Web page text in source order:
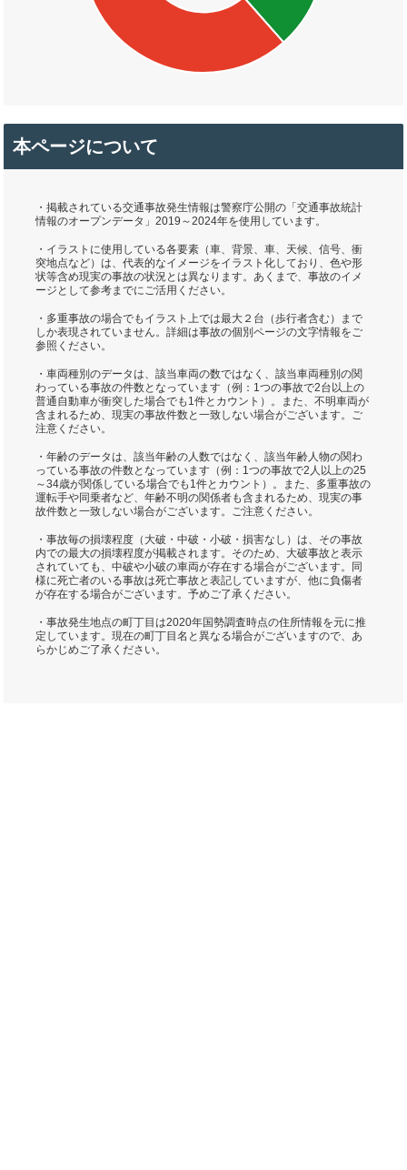
本ページについて
・掲載されている交通事故発生情報は警察庁公開の「交通事故統計
情報のオープンデータ」2019～2024年を使用しています。
・イラストに使用している各要素（車、背景、車、天候、信号、衝
突地点など）は、代表的なイメージをイラスト化しており、色や形
状等含め現実の事故の状況とは異なります。あくまで、事故のイメ
ージとして参考までにご活用ください。
・多重事故の場合でもイラスト上では最大２台（歩行者含む）まで
しか表現されていません。詳細は事故の個別ページの文字情報をご
参照ください。
・車両種別のデータは、該当車両の数ではなく、該当車両種別の関
わっている事故の件数となっています（例：1つの事故で2台以上の
普通自動車が衝突した場合でも1件とカウント）。また、不明車両が
含まれるため、現実の事故件数と一致しない場合がございます。ご
注意ください。
・年齢のデータは、該当年齢の人数ではなく、該当年齢人物の関わ
っている事故の件数となっています（例：1つの事故で2人以上の25
～34歳が関係している場合でも1件とカウント）。また、多重事故の
運転手や同乗者など、年齢不明の関係者も含まれるため、現実の事
故件数と一致しない場合がございます。ご注意ください。
・事故毎の損壊程度（大破・中破・小破・損害なし）は、その事故
内での最大の損壊程度が掲載されます。そのため、大破事故と表示
されていても、中破や小破の車両が存在する場合がございます。同
様に死亡者のいる事故は死亡事故と表記していますが、他に負傷者
が存在する場合がございます。予めご了承ください。
・事故発生地点の町丁目は2020年国勢調査時点の住所情報を元に推
定しています。現在の町丁目名と異なる場合がございますので、あ
らかじめご了承ください。